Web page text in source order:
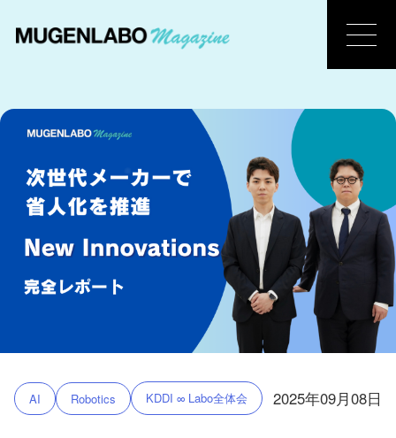
AI Robotics KDDI ∞ Labo全体会 2025年09月08日